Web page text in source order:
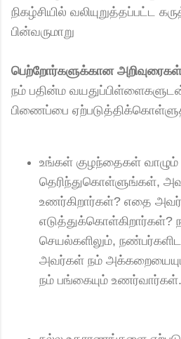
நிகழ்சியில் வலியுறுத்தப்பட்ட
பின்வருமாறு
பெற்றோர்களுக்கான
நம் பதின்ம
பிணைப்பை
உங்கள் குழந்தைகள்
தெரிந்துகொள்ளுங்கள்,
உணர்கிறார்கள்? எதை
எடுத்துக்கொள்கிறார்கள்?
செயல்களிலும்,
அவர்கள் நம்
நம் பங்கையும் உணர்வார்கள்.